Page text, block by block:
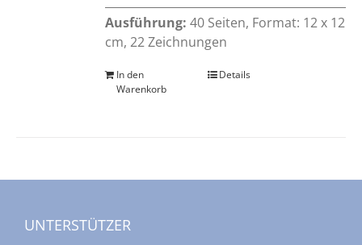
Ausführung: 40 Seiten, Format: 12 x 12
cm, 22 Zeichnungen
In den
Warenkorb
Details
UNTERSTÜTZER